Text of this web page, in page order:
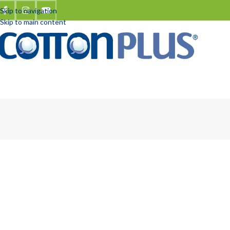
Skip to navigation
Skip to main content